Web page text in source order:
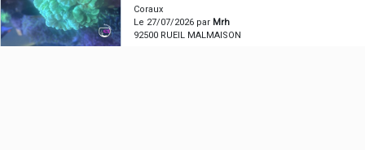
Coraux
Le 27/07/2026 par Mrh
92500 RUEIL MALMAISON